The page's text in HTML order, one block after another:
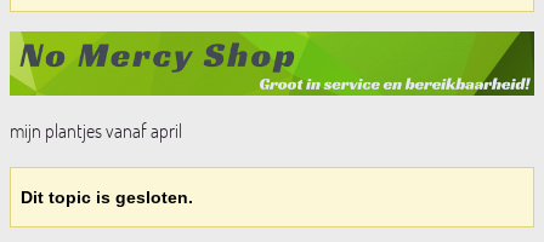
mijn plantjes vanaf april
Dit topic is gesloten.